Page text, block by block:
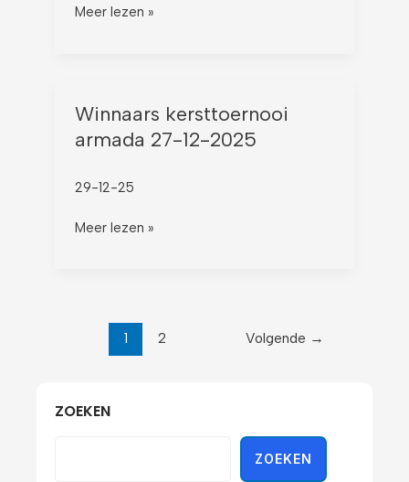
Meer lezen »
Winnaars kersttoernooi
armada 27-12-2025
29-12-25
Winnaars
kersttoernooi
armada
12-
Meer lezen »
1 2 Volgende →
ZOEKEN
ZOEKEN